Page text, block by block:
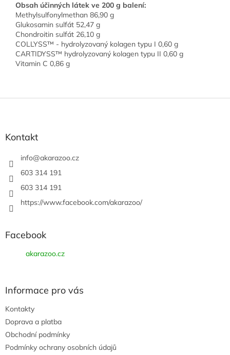
Obsah účinných látek ve 200 g balení:
Methylsulfonylmethan 86,90 g
Glukosamin sulfát 52,47 g
Chondroitin sulfát 26,10 g
COLLYSS™ - hydrolyzovaný kolagen typu I 0,60 g
CARTIDYSS™ hydrolyzovaný kolagen typu II 0,60 g
Vitamin C 0,86 g
Kontakt
info@akarazoo.cz
603 314 191
603 314 191
https://www.facebook.com/akarazoo/
Facebook
akarazoo.cz
Informace pro vás
Kontakty
Doprava a platba
Obchodní podmínky
Podmínky ochrany osobních údajů